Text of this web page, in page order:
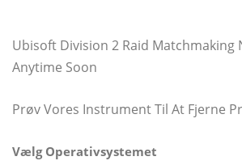
Ubisoft Division 2 Raid Matchmaking
Anytime Soon
Prøv Vores Instrument Til At Fjerne
Vælg Operativsystemet